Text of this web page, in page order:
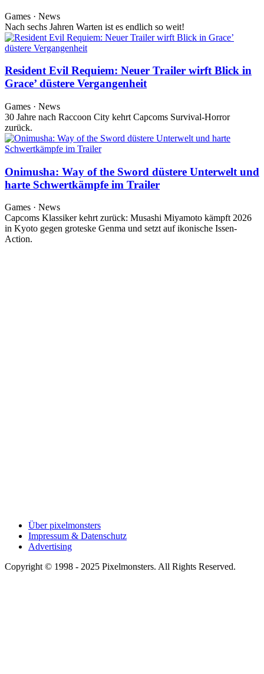
Games · News
Nach sechs Jahren Warten ist es endlich so weit!
Resident Evil Requiem: Neuer Trailer wirft Blick in
Grace’ düstere Vergangenheit
Games · News
30 Jahre nach Raccoon City kehrt Capcoms Survival-Horror
zurück.
Onimusha: Way of the Sword düstere Unterwelt und
harte Schwertkämpfe im Trailer
Games · News
Capcoms Klassiker kehrt zurück: Musashi Miyamoto kämpft 2026
in Kyoto gegen groteske Genma und setzt auf ikonische Issen-
Action.
Über pixelmonsters
Impressum & Datenschutz
Advertising
Copyright © 1998 - 2025 Pixelmonsters. All Rights Reserved.